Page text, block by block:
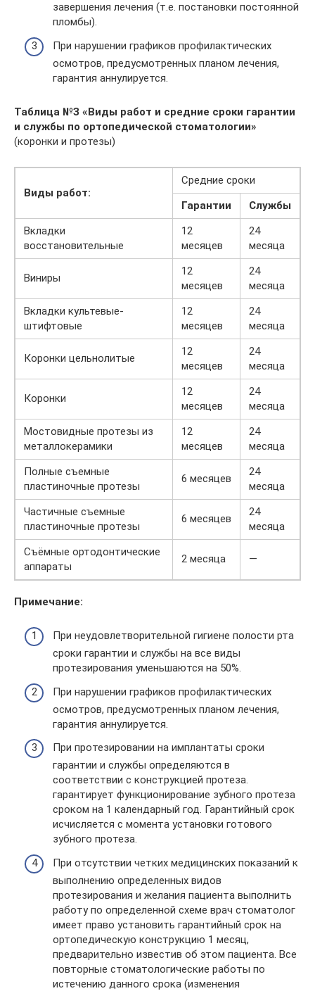
завершения лечения (т.е. постановки постоянной
пломбы).
При нарушении графиков профилактических
осмотров, предусмотренных планом лечения,
гарантия аннулируется.
Таблица №З «Виды работ и средние сроки гарантии
и службы по ортопедической стоматологии»
(коронки и протезы)
Виды работ:
Средние сроки
Гарантии
Службы
Вкладки
восстановительные
12
месяцев
24
месяца
Виниры
12
месяцев
24
месяца
Вкладки культевые-
штифтовые
12
месяцев
24
месяца
Коронки цельнолитые
12
месяцев
24
месяца
Коронки
12
месяцев
24
месяца
Мостовидные протезы из
металлокерамики
12
месяцев
24
месяца
Полные съемные
пластиночные протезы
6 месяцев
24
месяца
Частичные съемные
пластиночные протезы
6 месяцев
24
месяца
Съёмные ортодонтические
аппараты
2 месяца —
Примечание:
При неудовлетворительной гигиене полости рта
сроки гарантии и службы на все виды
протезирования уменьшаются на 50%.
При нарушении графиков профилактических
осмотров, предусмотренных планом лечения,
гарантия аннулируется.
При протезировании на имплантаты сроки
гарантии и службы определяются в
соответствии с конструкцией протеза.
гарантирует функционирование зубного протеза
сроком на 1 календарный год. Гарантийный срок
исчисляется с момента установки готового
зубного протеза.
При отсутствии четких медицинских показаний к
выполнению определенных видов
протезирования и желания пациента выполнить
работу по определенной схеме врач­ стоматолог
имеет право установить гарантийный срок на
ортопедическую конструкцию 1 месяц,
предварительно известив об этом пациента. Все
повторные стоматологические работы по
истечению данного срока (изменения